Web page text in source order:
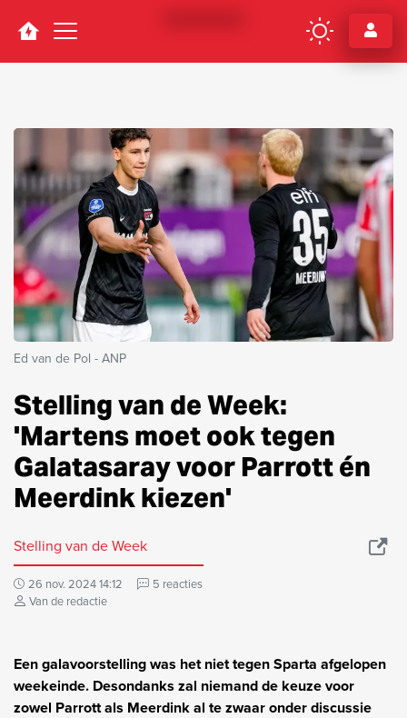
Navigation
Ed van de Pol - ANP
Stelling van de Week:
'Martens moet ook tegen
Galatasaray voor Parrott én
Meerdink kiezen'
Stelling van de Week
26 nov. 2024 14:12
5 reacties
Van de redactie
Een galavoorstelling was het niet tegen Sparta afgelopen
weekeinde. Desondanks zal niemand de keuze voor
zowel Parrott als Meerdink al te zwaar onder discussie